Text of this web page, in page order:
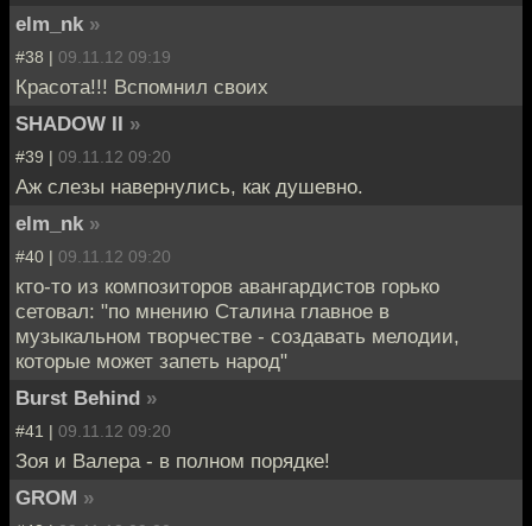
elm_nk »
#38 | 09.11.12 09:19
Красота!!! Вспомнил своих
SHADOW II »
#39 | 09.11.12 09:20
Аж слезы навернулись, как душевно.
elm_nk »
#40 | 09.11.12 09:20
кто-то из композиторов авангардистов горько
сетовал: "по мнению Сталина главное в
музыкальном творчестве - создавать мелодии,
которые может запеть народ"
Burst Behind »
#41 | 09.11.12 09:20
Зоя и Валера - в полном порядке!
GROM »